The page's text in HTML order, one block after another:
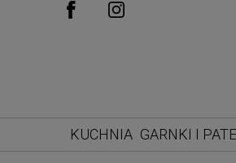
KUCHNIA GARNKI I